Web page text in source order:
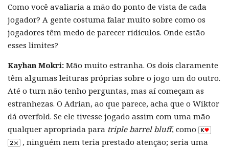
Como você avaliaria a mão do ponto de vista de cada
jogador? A gente costuma falar muito sobre como os
jogadores têm medo de parecer ridículos. Onde estão
esses limites?
Kayhan Mokri: Mão muito estranha. Os dois claramente
têm algumas leituras próprias sobre o jogo um do outro.
Até o turn não tenho perguntas, mas aí começam as
estranhezas. O Adrian, ao que parece, acha que o Wiktor
dá overfold. Se ele tivesse jogado assim com uma mão
qualquer apropriada para triple barrel bluff, como
, ninguém nem teria prestado atenção; seria uma